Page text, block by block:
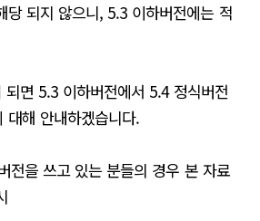
당 되지 않으니, 5.3 이하버전에는 적
면 5.3 이하버전에서 5.4 정식버전
해 안내하겠습니다.
전을 쓰고 있는 분들의 경우 본 자료